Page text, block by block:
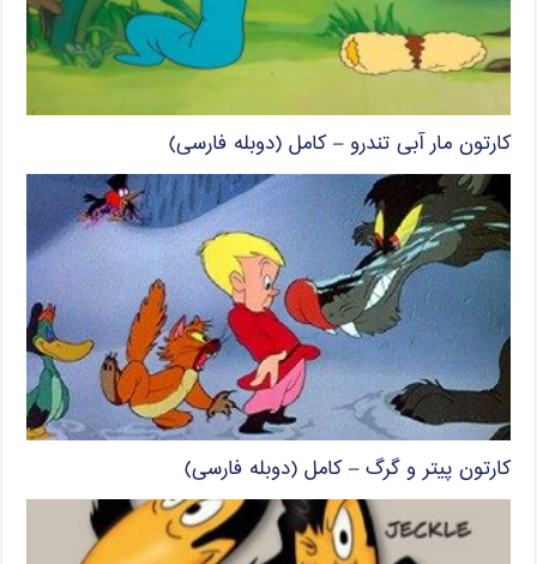
کارتون مار آبی تندرو – کامل (دوبله فارسی)
کارتون پیتر و گرگ – کامل (دوبله فارسی)